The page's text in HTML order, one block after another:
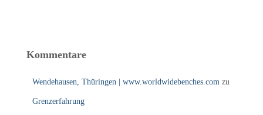
Kommentare
Wendehausen, Thüringen | www.worldwidebenches.com zu
Grenzerfahrung